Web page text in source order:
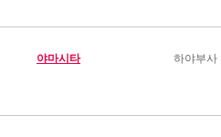
야마시타 하야부사